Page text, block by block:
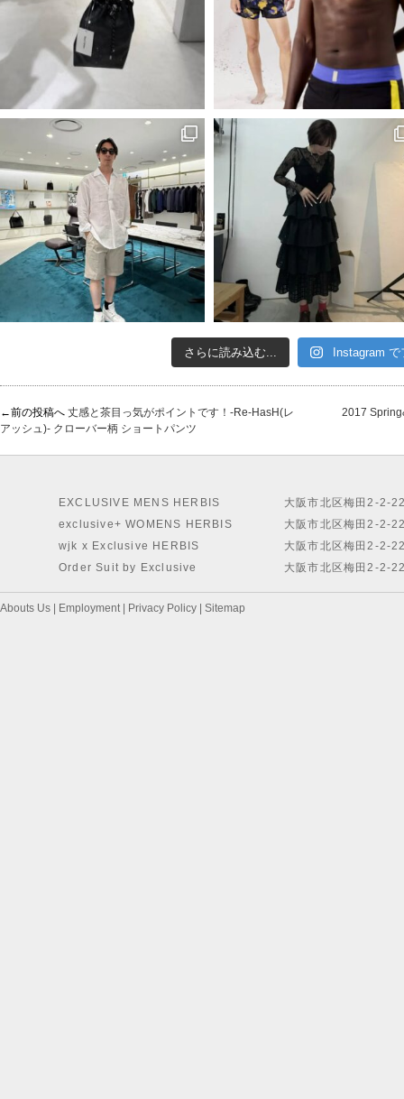
さらに読み込む... Instagram
←前の投稿へ 丈感と茶目っ気がポイントです！-Re-HasH(レ
アッシュ)- クローバー柄 ショートパンツ
2017
EXCLUSIVE MENS HERBIS
exclusive+ WOMENS HERBIS
wjk x Exclusive HERBIS
Order Suit by Exclusive
大阪市北区梅田2-2-
大阪市北区梅田2-2-
大阪市北区梅田2-2-
大阪市北区梅田2-2-
Abouts Us Employment| Privacy Policy Sitemap